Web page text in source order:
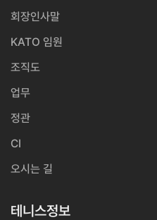
회장인사말
KATO 임원
조직도
업무
정관
CI
오시는 길
테니스정보